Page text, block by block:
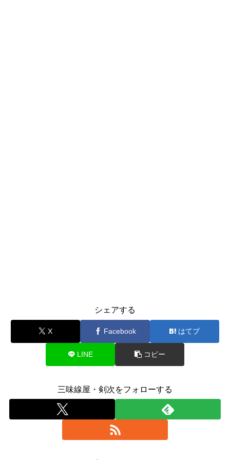
シェアする
X Facebook はてブ
LINE コピー
三味線屋・剣次をフォローする